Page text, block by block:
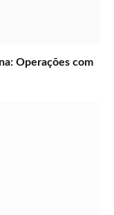
Operações com